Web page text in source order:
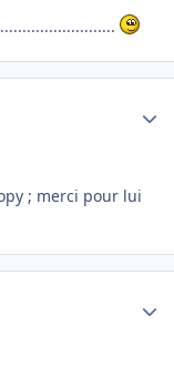
; merci pour lui